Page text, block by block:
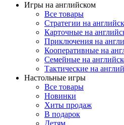
Игры на английском
Все товары
Стратегии на
Карточные на
Приключения на
Кооперативные на
Семейные на
Тактические на
Настольные игры
Все товары
Новинки
Хиты продаж
В подарок